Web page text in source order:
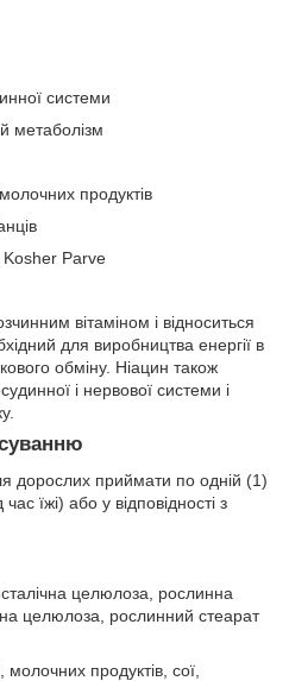
системи
метаболізм
продуктів
Kosher Parve
вітаміном і відноситься
для виробництва енергії в
обміну. Ніацин також
і нервової системи і
дорослих приймати по одній (1)
їжі) або у відповідності з
целюлоза, рослинна
целюлоза, рослинний стеарат
продуктів, сої,